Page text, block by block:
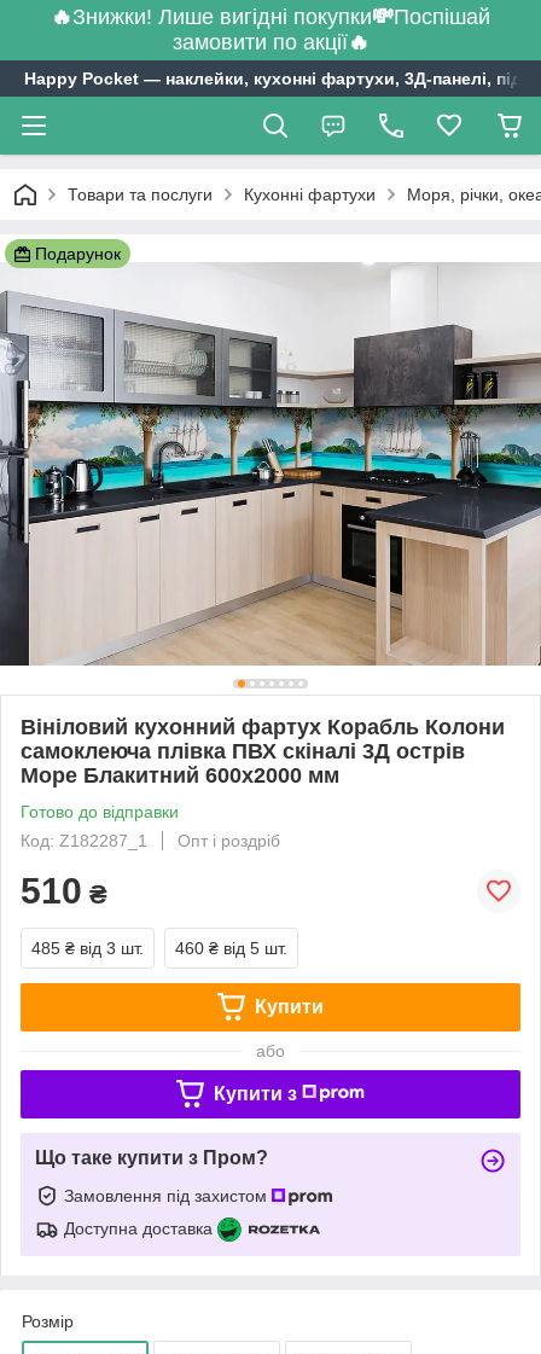
🔥Знижки! Лише вигідні покупки💸Поспішай
замовити по акції🔥
Happy Pocket ― наклейки, кухонні фартухи, 3Д-панелі,
Товари та послуги Кухонні фартухи Моря, річки,
Подарунок
Вініловий кухонний фартух Корабль Колони
самоклеюча плівка ПВХ скіналі 3Д острів
Море Блакитний 600х2000 мм
Готово до відправки
Код: Z182287_1
Опт і роздріб
510 ₴
485 ₴ від 3 шт. 460 ₴ від 5 шт.
Купити
або
Купити з
Що таке купити з Пром?
Замовлення під захистом
Доступна доставка
Розмір